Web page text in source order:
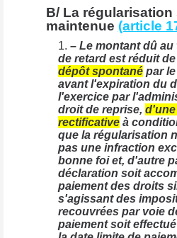
B/ La
maintenue (article
– Le montant dû
de retard est réduit
dépôt spontané par
avant l'expiration du
l'exercice par
droit de reprise,
rectificative à
que la régularisation
pas une infraction
bonne foi et, d'autre
déclaration soit
paiement des droits
s'agissant des
recouvrées par voie
paiement soit